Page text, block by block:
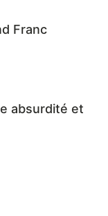
Franc
absurdité et